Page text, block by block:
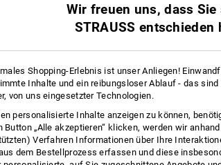
Wir freuen uns, dass
STRAUSS entschieden
Shopping-Erlebnis ist unser Anliegen!
Inhalte und ein reibungsloser Ablauf - das
von uns eingesetzter Technologien.
personalisierte Inhalte anzeigen zu können,
Button „Alle akzeptieren“ klicken, werden wir
Verfahren Informationen über Ihre
dem Bestellprozess erfassen und diese